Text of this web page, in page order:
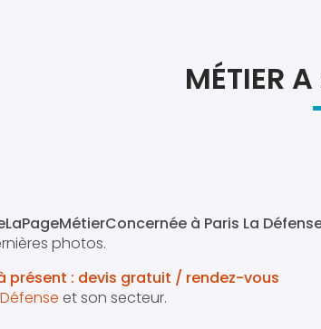
MÉTIER
à Paris La
photos.
présent : devis gratuit / rendez-vous
Défense et son secteur.